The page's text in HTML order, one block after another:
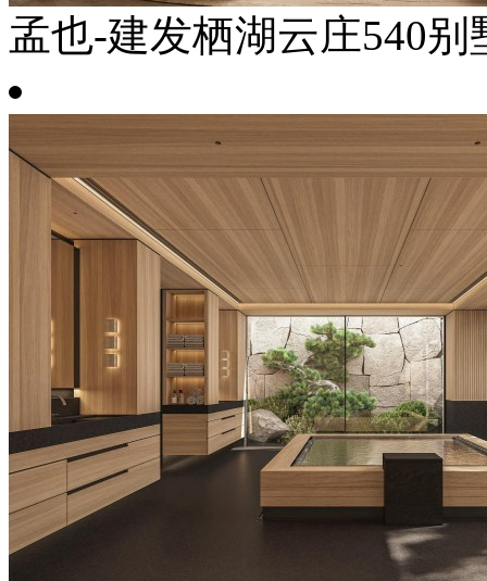
孟也-建发栖湖云庄540别